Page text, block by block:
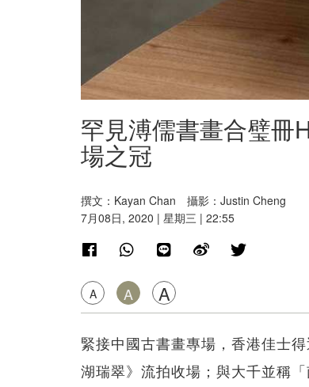
罕見溥儒書畫合璧
場之冠
撰文：Kayan Chan 攝影：Justin Cheng
7月08日, 2020 | 星期三 | 22:55
A A A
緊接中國古書畫專場，香港佳士
湖瑞翠》流拍收場；與大千並稱